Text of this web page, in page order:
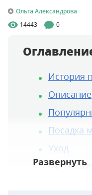
Ольга Александрова
14443 0
История
Описание
Посадка
Уход
Полив